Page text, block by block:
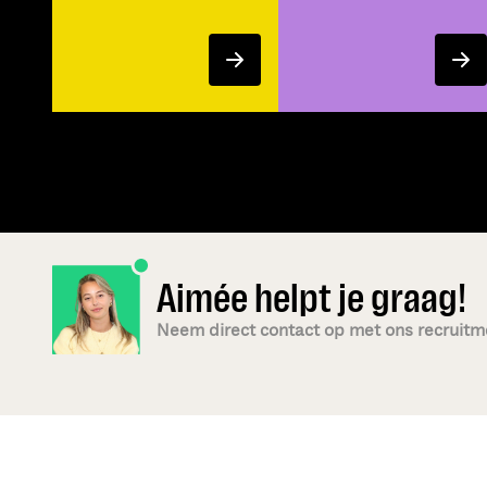
Aimée helpt je graag!
Neem direct contact op met ons